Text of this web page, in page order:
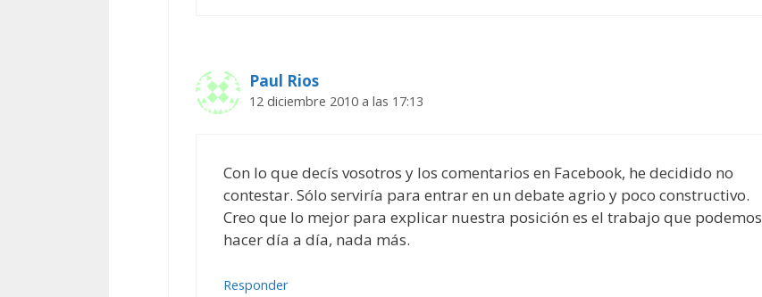
Paul Rios
12 diciembre 2010 a las 17:13
Con lo que decís vosotros y los comentarios en Facebook, he decidido no
contestar. Sólo serviría para entrar en un debate agrio y poco constructivo.
Creo que lo mejor para explicar nuestra posición es el trabajo que podemos
hacer día a día, nada más.
Responder